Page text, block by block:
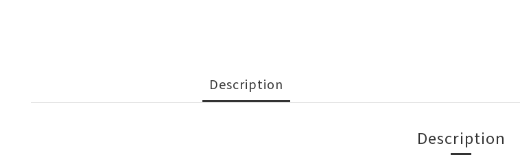
Description
Description